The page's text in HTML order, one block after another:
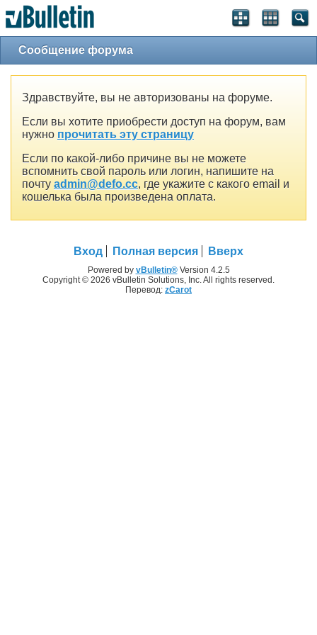
Сообщение форума
Здравствуйте, вы не авторизованы на форуме.
Если вы хотите приобрести доступ на форум, вам
нужно прочитать эту страницу
Если по какой-либо причине вы не можете
вспомнить свой пароль или логин, напишите на
почту admin@defo.cc, где укажите с какого email и
кошелька была произведена оплата.
Вход Полная версия Вверх
Powered by vBulletin®Version 4.2.5
Copyright © 2026 vBulletin Solutions, Inc. All rights reserved.
Перевод: zCarot